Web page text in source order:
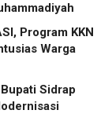
Program KKN
Warga
Sidrap